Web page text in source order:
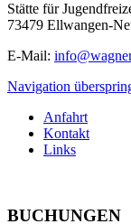
Stätte für
73479 Ellwangen-
E-Mail:
Navigation
Anfahrt
Kontakt
Links
BUCHUNGEN